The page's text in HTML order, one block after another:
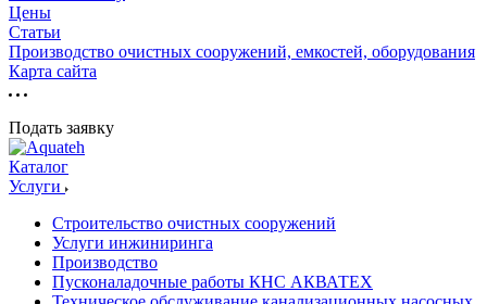
Цены
Статьи
Производство очистных сооружений, емкостей, оборудования
Карта сайта
Подать заявку
Каталог
Услуги
Строительство очистных сооружений
Услуги инжиниринга
Производство
Пусконаладочные работы КНС АКВАТЕХ